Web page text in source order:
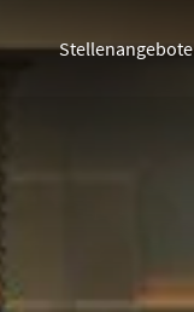
Stellenangebote